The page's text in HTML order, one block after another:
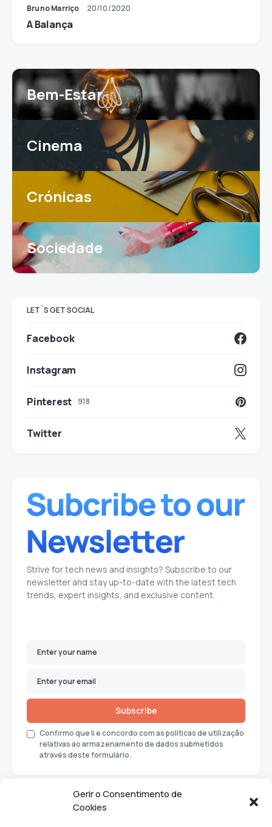
Gerir o Consentimento de
Cookies
Bruno Marriço 20/10/2020
A Balança
Bem-Estar
Cinema
Crónicas
Sociedade
LET`S GET SOCIAL
Facebook
Instagram
Pinterest 918
Twitter
Strive for tech news and insights? Subscribe to our
newsletter and stay up-to-date with the latest tech
trends, expert insights, and exclusive content.
Subscribe
Confirmo que li e concordo com as políticas de utilização
relativas ao armazenamento de dados submetidos
através deste formulário.